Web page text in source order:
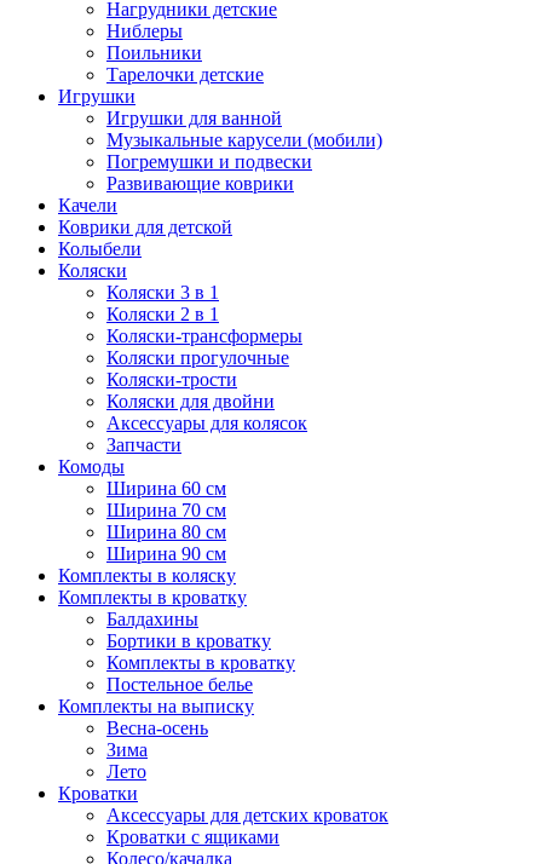
Нагрудники детские
Ниблеры
Поильники
Тарелочки детские
Игрушки
Игрушки для ванной
Музыкальные карусели (мобили)
Погремушки и подвески
Развивающие коврики
Качели
Коврики для детской
Колыбели
Коляски
Коляски 3 в 1
Коляски 2 в 1
Коляски-трансформеры
Коляски прогулочные
Коляски-трости
Коляски для двойни
Аксессуары для колясок
Запчасти
Комоды
Ширина 60 см
Ширина 70 см
Ширина 80 см
Ширина 90 см
Комплекты в коляску
Комплекты в кроватку
Балдахины
Бортики в кроватку
Комплекты в кроватку
Постельное белье
Комплекты на выписку
Весна-осень
Зима
Лето
Кроватки
Аксессуары для детских кроваток
Кроватки с ящиками
Колесо/качалка